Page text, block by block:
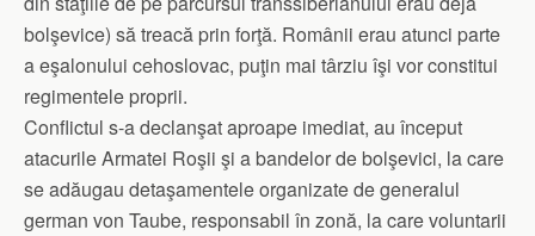
bolşevice) să treacă prin forţă. Românii erau atunci parte
a eşalonului cehoslovac, puţin mai târziu îşi vor constitui
regimentele proprii.
Conflictul s-a declanşat aproape imediat, au început
atacurile Armatei Roşii şi a bandelor de bolşevici, la care
se adăugau detaşamentele organizate de generalul
german von Taube, responsabil în zonă, la care voluntarii